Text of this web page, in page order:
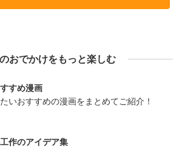
おでかけをもっと楽しむ
すめ漫画
いおすすめの漫画をまとめてご紹介！
作のアイデア集